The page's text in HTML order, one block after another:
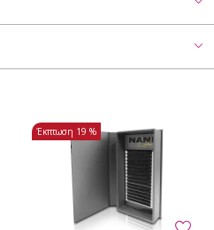
Έκπτωση 19 %